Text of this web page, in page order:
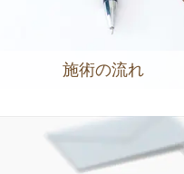
施術の流れ